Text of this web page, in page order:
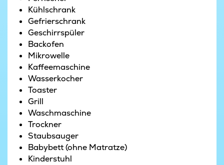
Wohnbereich als auch vom Billardraum aus
können Sie den fantastischen Poolbereich
überblicken.
Nicht weniger als zwei Aktivitätenräume
befinden sich in diesem Feriendomizil - einer mit
Billard, Dart und einer Bar, die dank Kühlschrank
immer für die nötige Erfrischung sorgt, der
andere mit Tischtennis, Kicker und bequemer
Sofagruppe mit Flachbild-TV und Playstation 4.
Damit sind reichlich Möglichkeiten vorhanden,
ein paar freundschaftliche Wettkämpfe
auszutragen. Ein Bonus ist das kostenfreie,
drahtlose Internet im Haus - Sie müssen lediglich
Kühlschrank
Gefrierschrank
Geschirrspüler
Backofen
Mikrowelle
Kaffeemaschine
Wasserkocher
Toaster
Grill
Waschmaschine
Trockner
Staubsauger
Babybett (ohne Matratze)
Kinderstuhl